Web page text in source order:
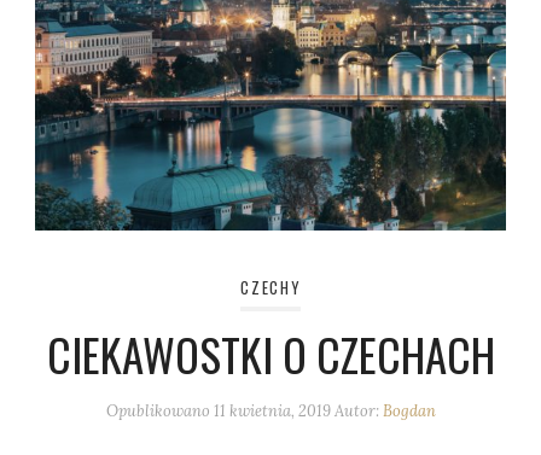
CZECHY
CIEKAWOSTKI O CZECHACH
Opublikowano 11 kwietnia, 2019 Autor:Bogdan